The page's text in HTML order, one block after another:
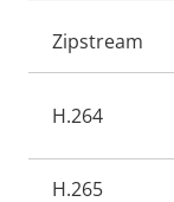
Descripción
de
Zipstream
H.264
H.265